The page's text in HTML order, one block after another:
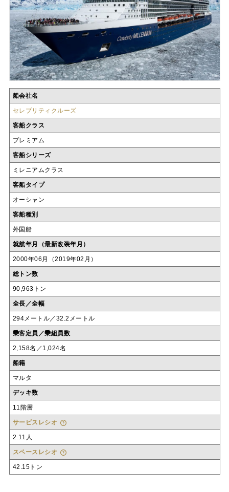
船会社名
セレブリティクルーズ
客船クラス
プレミアム
客船シリーズ
ミレニアムクラス
客船タイプ
オーシャン
客船種別
外国船
就航年月（最新改装年月）
2000年06月（2019年02月）
総トン数
90,963トン
全長／全幅
294メートル／32.2メートル
乗客定員／乗組員数
2,158名／1,024名
船籍
マルタ
デッキ数
11階層
サービスレシオ
2.11人
スペースレシオ
42.15トン